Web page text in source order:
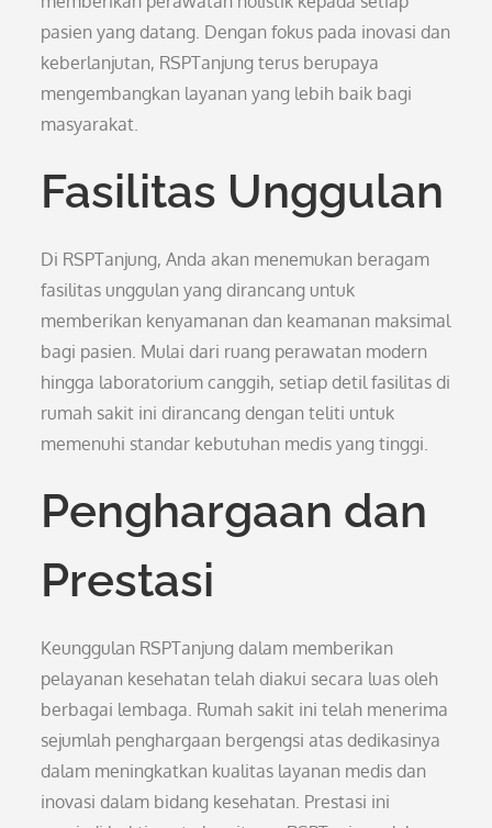
pasien yang datang. Dengan fokus pada inovasi dan
keberlanjutan, RSPTanjung terus berupaya
mengembangkan layanan yang lebih baik bagi
masyarakat.
Fasilitas Unggulan
Di RSPTanjung, Anda akan menemukan beragam
fasilitas unggulan yang dirancang untuk
memberikan kenyamanan dan keamanan maksimal
bagi pasien. Mulai dari ruang perawatan modern
hingga laboratorium canggih, setiap detil fasilitas di
rumah sakit ini dirancang dengan teliti untuk
memenuhi standar kebutuhan medis yang tinggi.
Penghargaan dan
Prestasi
Keunggulan RSPTanjung dalam memberikan
pelayanan kesehatan telah diakui secara luas oleh
berbagai lembaga. Rumah sakit ini telah menerima
sejumlah penghargaan bergengsi atas dedikasinya
dalam meningkatkan kualitas layanan medis dan
inovasi dalam bidang kesehatan. Prestasi ini